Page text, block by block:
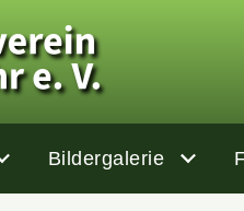
Bildergalerie